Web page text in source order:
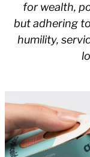
for wealth,
but adhering
humility,